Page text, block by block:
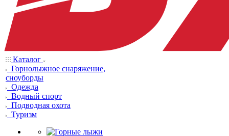
Каталог
Горнолыжное снаряжение,
сноуборды
Одежда
Водный спорт
Подводная охота
Туризм